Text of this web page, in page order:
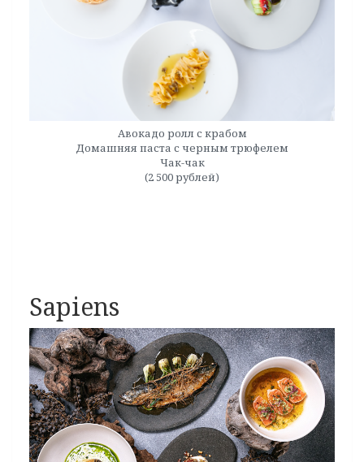
Авокадо ролл с крабом
Домашняя паста с черным трюфелем
Чак-чак
(2 500 рублей)
Sapiens